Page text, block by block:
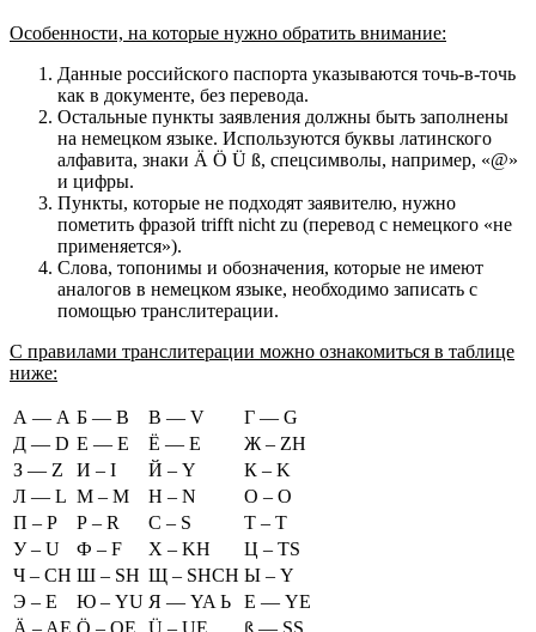
Особенности, на которые нужно обратить внимание:
Данные российского паспорта указываются точь-в-точь
как в документе, без перевода.
Остальные пункты заявления должны быть заполнены
на немецком языке. Используются буквы латинского
алфавита, знаки Ä Ö Ü ß, спецсимволы, например, «@»
и цифры.
Пункты, которые не подходят заявителю, нужно
пометить фразой trifft nicht zu (перевод с немецкого «не
применяется»).
Слова, топонимы и обозначения, которые не имеют
аналогов в немецком языке, необходимо записать с
помощью транслитерации.
С правилами транслитерации можно ознакомиться в таблице
ниже:
А — A Б — B В — V
Г — G
Д — D Е — E Ё — E
Ж – ZH
З — Z
И – I Й – Y
К – K
Л — L М – M Н – N
О – O
П – P
Р – R С – S
Т – T
У – U
Ф – F Х – KH
Ц – TS
Ч – CH Ш – SH Щ – SHCH Ы – Y
Э – E
Ю – YU Я — YA Ь
Е — YE